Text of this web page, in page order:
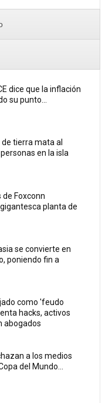
dice que la inflación
su punto...
tierra mata al
en la isla
de Foxconn
planta de
se convierte en
poniendo fin a
como 'feudo
hacks, activos
abogados
a los medios
del Mundo...